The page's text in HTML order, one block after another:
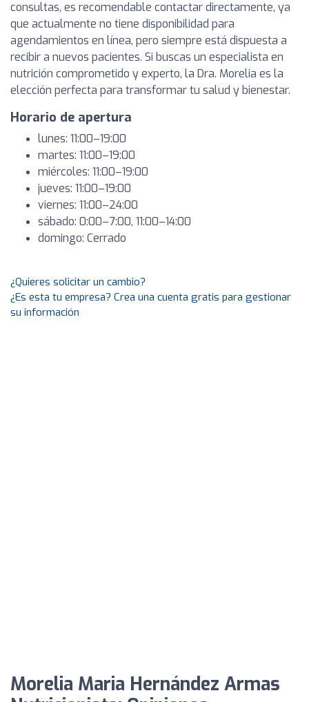
consultas, es recomendable contactar directamente, ya
que actualmente no tiene disponibilidad para
agendamientos en línea, pero siempre está dispuesta a
recibir a nuevos pacientes. Si buscas un especialista en
nutrición comprometido y experto, la Dra. Morelia es la
elección perfecta para transformar tu salud y bienestar.
Horario de apertura
lunes: 11:00–19:00
martes: 11:00–19:00
miércoles: 11:00–19:00
jueves: 11:00–19:00
viernes: 11:00–24:00
sábado: 0:00–7:00, 11:00–14:00
domingo: Cerrado
¿Quieres solicitar un cambio?
¿Es esta tu empresa? Crea una cuenta gratis para gestionar
su información
Morelia Maria Hernández Armas